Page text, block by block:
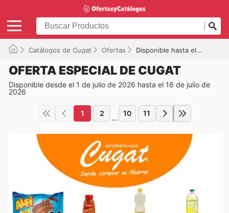
Catálogos de Cugat Ofertas Disponible hasta el 16-07-2026
OFERTA ESPECIAL DE CUGAT
Disponible desde el 1 de julio de 2026 hasta el 16 de julio de
2026
1 2 ... 10 11